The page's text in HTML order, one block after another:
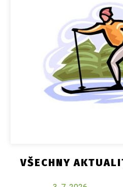
VŠECHNY